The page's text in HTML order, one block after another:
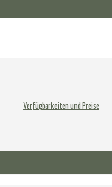
Verfügbarkeiten und Preise